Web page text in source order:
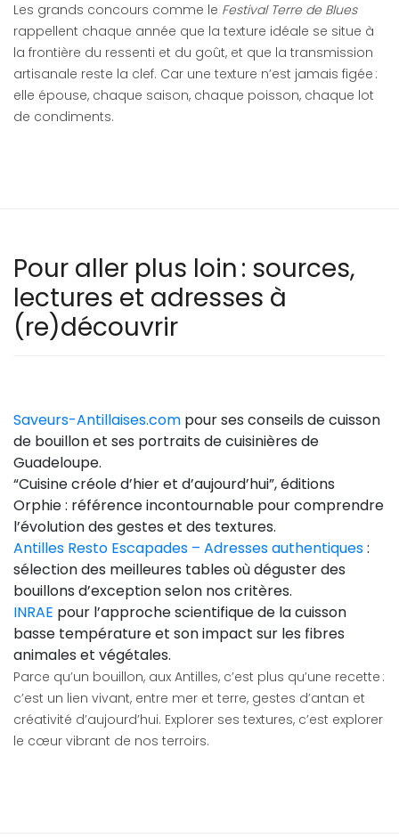
Les grands concours comme le Festival Terre de Blues
rappellent chaque année que la texture idéale se situe à
la frontière du ressenti et du goût, et que la transmission
artisanale reste la clef. Car une texture n’est jamais figée :
elle épouse, chaque saison, chaque poisson, chaque lot
de condiments.
Pour aller plus loin : sources,
lectures et adresses à
(re)découvrir
Saveurs-Antillaises.com pour ses conseils de cuisson
de bouillon et ses portraits de cuisinières de
Guadeloupe.
“Cuisine créole d’hier et d’aujourd’hui”, éditions
Orphie : référence incontournable pour comprendre
l’évolution des gestes et des textures.
Antilles Resto Escapades – Adresses authentiques:
sélection des meilleures tables où déguster des
bouillons d’exception selon nos critères.
INRAE pour l’approche scientifique de la cuisson
basse température et son impact sur les fibres
animales et végétales.
Parce qu’un bouillon, aux Antilles, c’est plus qu’une recette :
c’est un lien vivant, entre mer et terre, gestes d’antan et
créativité d’aujourd’hui. Explorer ses textures, c’est explorer
le cœur vibrant de nos terroirs.